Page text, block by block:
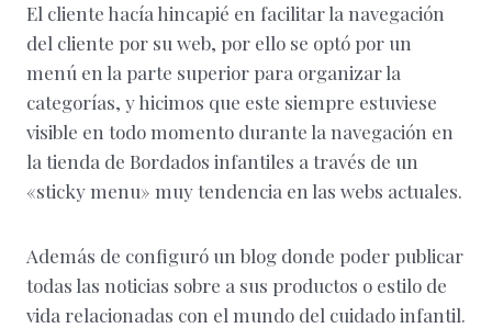
El cliente hacía hincapié en facilitar la navegación
del cliente por su web, por ello se optó por un
menú en la parte superior para organizar la
categorías, y hicimos que este siempre estuviese
visible en todo momento durante la navegación en
la tienda de Bordados infantiles a través de un
«sticky menu» muy tendencia en las webs actuales.
Además de configuró un blog donde poder publicar
todas las noticias sobre a sus productos o estilo de
vida relacionadas con el mundo del cuidado infantil.